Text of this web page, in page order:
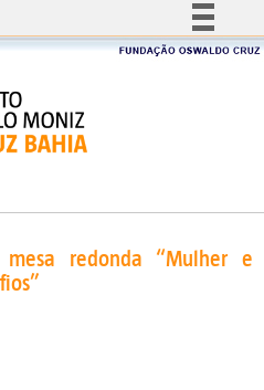
Simplifique!
Acesso à informação
Canais
mesa redonda “Mulher e